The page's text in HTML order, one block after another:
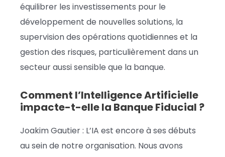
équilibrer les investissements pour le
développement de nouvelles solutions, la
supervision des opérations quotidiennes et la
gestion des risques, particulièrement dans un
secteur aussi sensible que la banque.
Comment l’Intelligence Artificielle
impacte-t-elle la Banque Fiducial ?
Joakim Gautier : L’IA est encore à ses débuts
au sein de notre organisation. Nous avons